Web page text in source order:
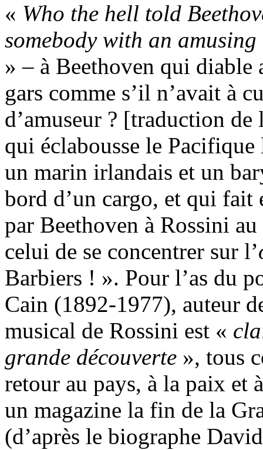
« Who the hell told
somebody with an
» – à Beethoven qui
gars comme s’il n’avait à
d’amuseur ? [traduction
qui éclabousse le
un marin irlandais et un
bord d’un cargo, et qui fait
par Beethoven à Rossini
celui de se concentrer sur l’
Barbiers ! ». Pour l’as du
Cain (1892-1977), auteur
musical de Rossini est «
grande découverte », tous
retour au pays, à la paix et
un magazine la fin de la
(d’après le biographe